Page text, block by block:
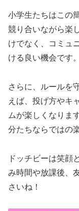
小学生たちはこの
競り合いながら楽
けでなく、コミュ
ける良い機会です。
さらに、ルールを
えば、投げ方やキ
ムが楽しくなりま
分たちならではの
ドッチビーは笑顔
み時間や放課後、
さいね！